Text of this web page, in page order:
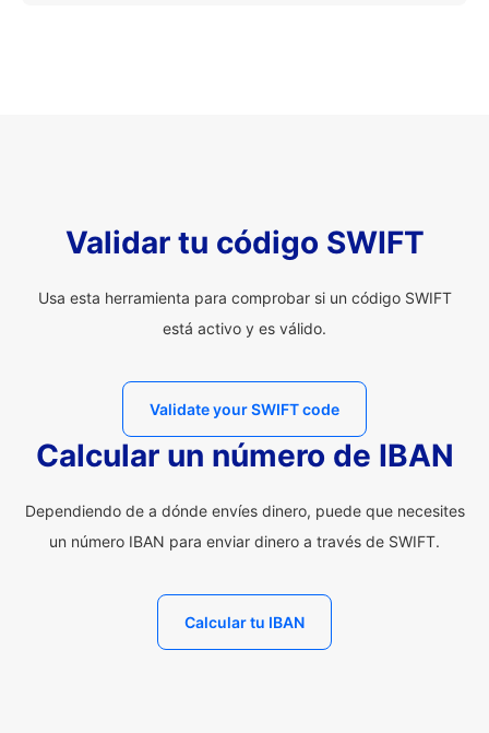
Validar tu código SWIFT
Usa esta herramienta para comprobar si un código SWIFT
está activo y es válido.
Validate your SWIFT code
Calcular un número de IBAN
Dependiendo de a dónde envíes dinero, puede que necesites
un número IBAN para enviar dinero a través de SWIFT.
Calcular tu IBAN